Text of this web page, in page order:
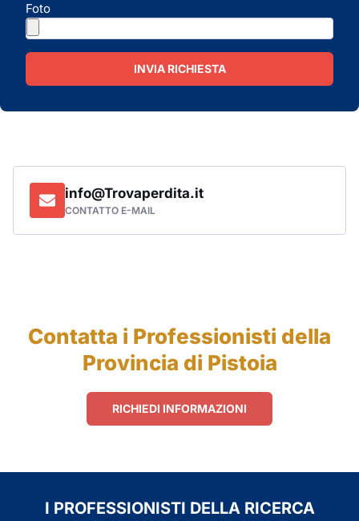
Foto
INVIA RICHIESTA
info@Trovaperdita.it
CONTATTO E-MAIL
Contatta i Professionisti della
Provincia di Pistoia
RICHIEDI INFORMAZIONI
I PROFESSIONISTI DELLA RICERCA